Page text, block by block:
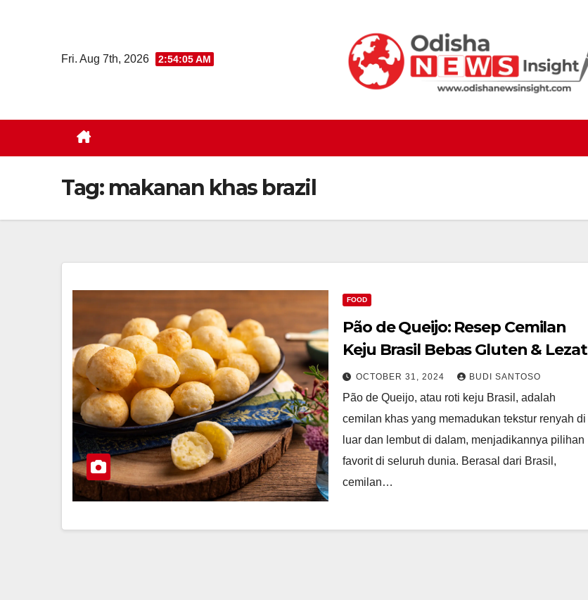
Fri. Aug 7th, 2026 2:54:06 AM
Tag: makanan khas brazil
FOOD
Pão de Queijo: Resep Cemilan
Keju Brasil Bebas Gluten & Lezat
OCTOBER 31, 2024 BUDI SANTOSO
Pão de Queijo, atau roti keju Brasil, adalah
cemilan khas yang memadukan tekstur renyah di
luar dan lembut di dalam, menjadikannya pilihan
favorit di seluruh dunia. Berasal dari Brasil,
cemilan…